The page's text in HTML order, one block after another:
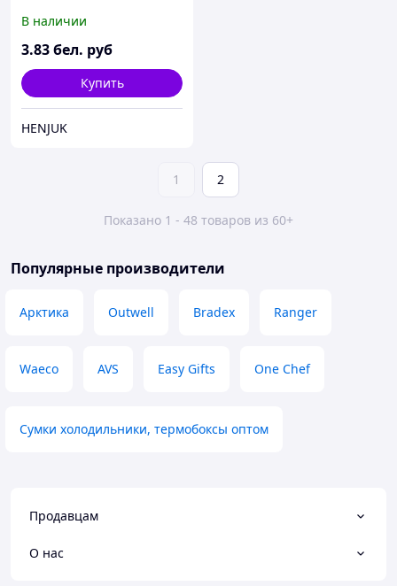
В наличии
3.83бел. руб
Купить
HENJUK
1 2
Показано 1 - 48 товаров из 60+
Популярные производители
Арктика Outwell Bradex Ranger
Waeco AVS Easy Gifts One Chef
Сумки холодильники, термобоксы оптом
Продавцам
О нас